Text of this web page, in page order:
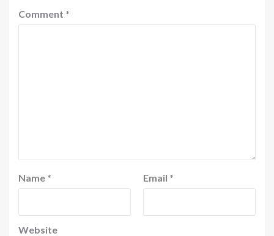
Comment *
Name * Email *
Website